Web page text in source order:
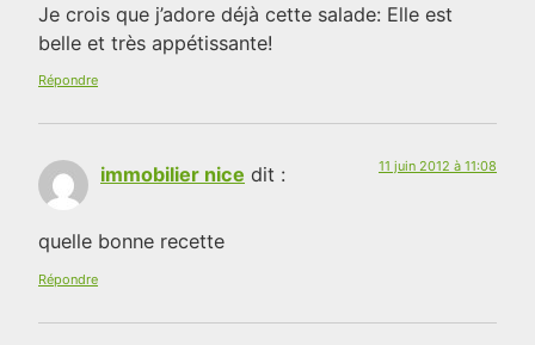
Je crois que j’adore déjà cette salade: Elle est
belle et très appétissante!
Répondre
immobilier nice dit : 11 juin 2012 à 11:08
quelle bonne recette
Répondre